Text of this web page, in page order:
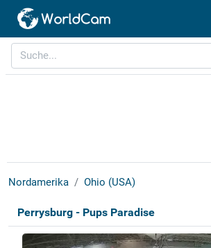
Nordamerika Ohio (USA)
Perrysburg - Pups Paradise